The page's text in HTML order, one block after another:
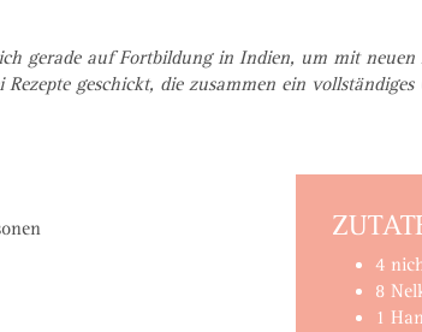
gerade auf Fortbildung in Indien, um mit
Rezepte geschickt, die zusammen ein vollständiges
4
8
1